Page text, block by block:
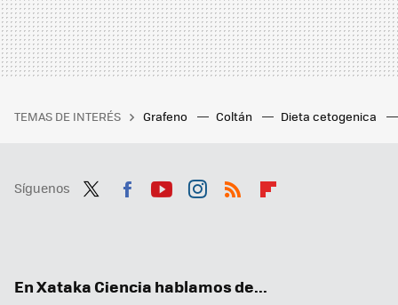
TEMAS DE INTERÉS Grafeno Coltán Dieta cetogenica
Síguenos
En Xataka Ciencia hablamos de...